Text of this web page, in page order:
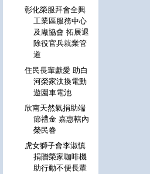
彰化榮服拜會全興
工業區服務中心
及廠協會 拓展退
除役官兵就業管
道
住民長輩獻愛 助白
河榮家汰換電動
遊園車電池
欣南天然氣捐助端
節禮金 嘉惠轄內
榮民眷
虎女獅子會李淑慎
捐贈榮家咖啡機
助行動不便長輩